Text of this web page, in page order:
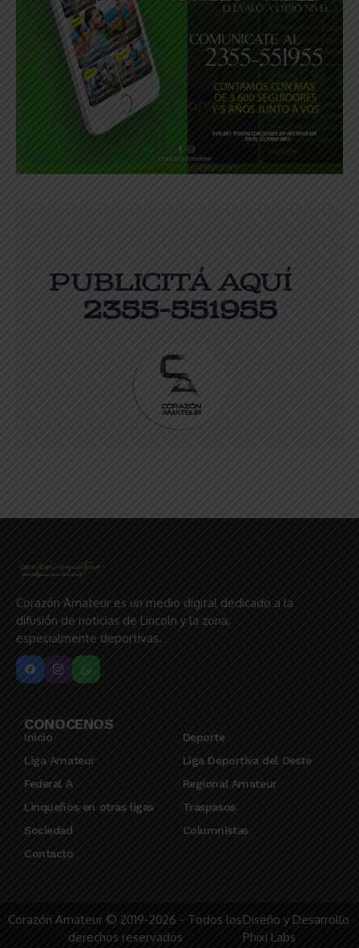
Corazón Amateur es un medio digital dedicado a la
difusión de noticias de Lincoln y la zona,
especialmente deportivas.
CONOCENOS
Inicio
Deporte
Liga Amateur
Liga Deportiva del Oeste
Federal A
Regional Amateur
Linqueños en otras ligas
Traspasos
Sociedad
Columnistas
Contacto
Corazón Amateur © 2019-2026 - Todos los
derechos reservados
Diseño y Desarrollo
Phixi Labs